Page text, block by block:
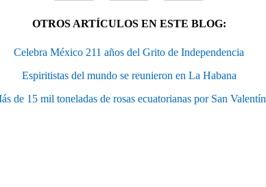
OTROS ARTÍCULOS EN ESTE BLOG:
Celebra México 211 años del Grito de Independencia
Espiritistas del mundo se reunieron en La Habana
de 15 mil toneladas de rosas ecuatorianas por San Valentín